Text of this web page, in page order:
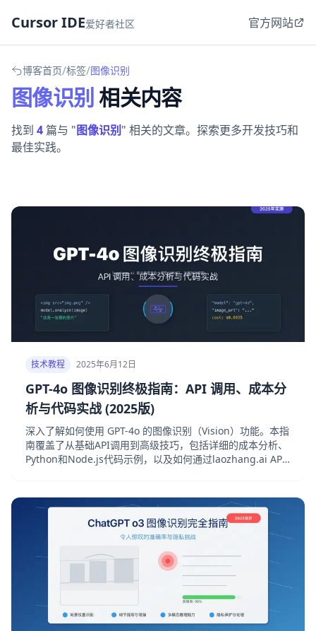
Cursor IDE爱好者社区 官方网站
博客首页/标签/图像识别
图像识别 相关内容
找到 4篇与 "图像识别 " 相关的文章。探索更多开发技巧和
最佳实践。
技术教程 2025年6月12日
GPT-4o 图像识别终极指南：API 调用、成本分
析与代码实战 (2025版)
深入了解如何使用 GPT-4o 的图像识别（Vision）功能。本指
南覆盖了从基础API调用到高级技巧，包括详细的成本分析、
Python和Node.js代码示例，以及如何通过laozhang.ai API